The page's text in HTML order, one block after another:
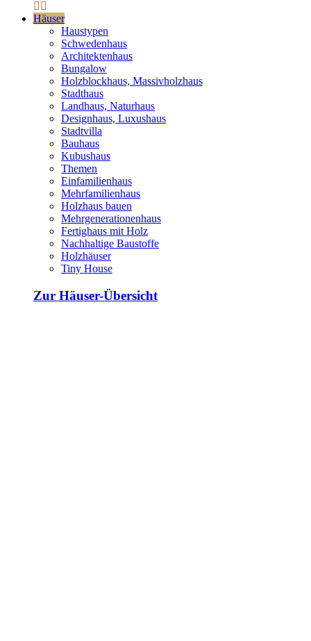
Häuser
Haustypen
Schwedenhaus
Architektenhaus
Bungalow
Holzblockhaus, Massivholzhaus
Stadthaus
Landhaus, Naturhaus
Designhaus, Luxushaus
Stadtvilla
Bauhaus
Kubushaus
Themen
Einfamilienhaus
Mehrfamilienhaus
Holzhaus bauen
Mehrgenerationenhaus
Fertighaus mit Holz
Nachhaltige Baustoffe
Holzhäuser
Tiny House
Zur Häuser-Übersicht